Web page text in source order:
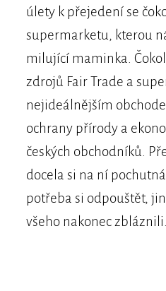
úlety k přejedení se
supermarketu, kterou
milující maminka.
zdrojů Fair Trade a
nejideálnějším
ochrany přírody a
českých obchodníků.
docela si na ní
potřeba si odpouštět,
všeho nakonec zbláznili.